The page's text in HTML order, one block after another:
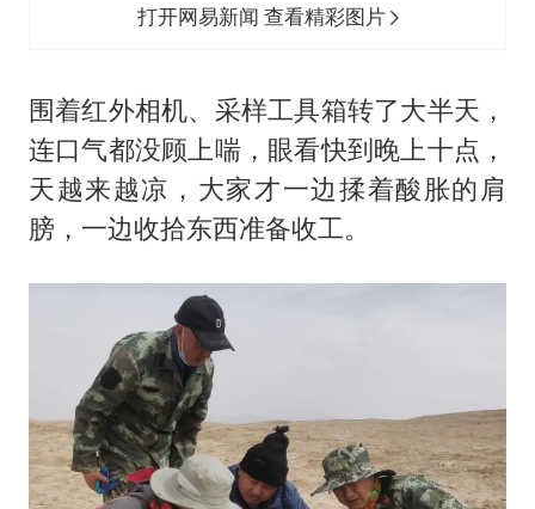
打开网易新闻 查看精彩图片
围着红外相机、采样工具箱转了大半天，
连口气都没顾上喘，眼看快到晚上十点，
天越来越凉，大家才一边揉着酸胀的肩
膀，一边收拾东西准备收工。